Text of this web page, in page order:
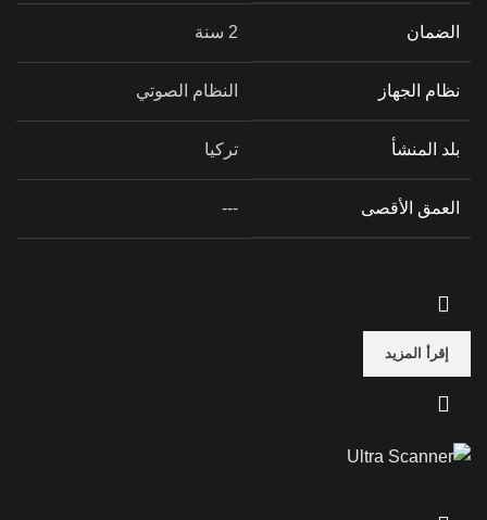
الضمان 2 سنة
نظام الجهاز النظام الصوتي
بلد المنشأ تركيا
العمق الأقصى ---
إقرأ المزيد